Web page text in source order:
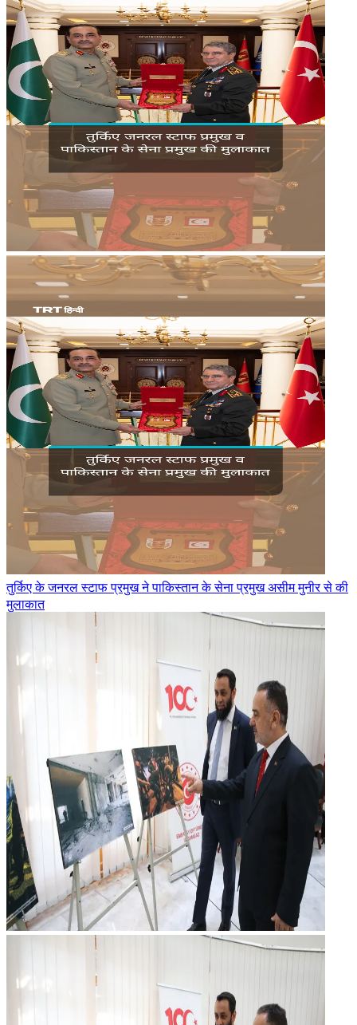
तुर्किए के जनरल स्टाफ प्रमुख ने पाकिस्तान के सेना प्रमुख असीम मुनीर से की
मुलाकात